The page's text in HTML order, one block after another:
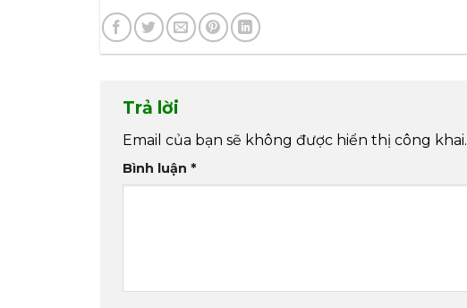
Trả lời
Email của bạn sẽ không được hiển thị công khai.
Bình luận *